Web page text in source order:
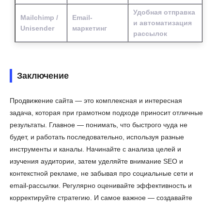
Mailchimp /
Unisender
Email-
маркетинг
Удобная отправка
и автоматизация
рассылок
Заключение
Продвижение сайта — это комплексная и интересная
задача, которая при грамотном подходе приносит отличные
результаты. Главное — понимать, что быстрого чуда не
будет, и работать последовательно, используя разные
инструменты и каналы. Начинайте с анализа целей и
изучения аудитории, затем уделяйте внимание SEO и
контекстной рекламе, не забывая про социальные сети и
email-рассылки. Регулярно оценивайте эффективность и
корректируйте стратегию. И самое важное — создавайте